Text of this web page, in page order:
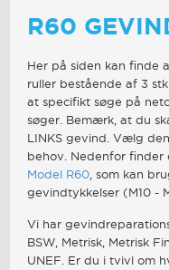
R60
Her på siden kan finde
ruller bestående af 3
at specifikt søge på
søger. Bemærk, at du
LINKS gevind. Vælg
behov. Nedenfor finder
Model R60 , som kan
gevindtykkelser (M10 -
Vi har
BSW, Metrisk, Metrisk
UNEF. Er du i tvivl om